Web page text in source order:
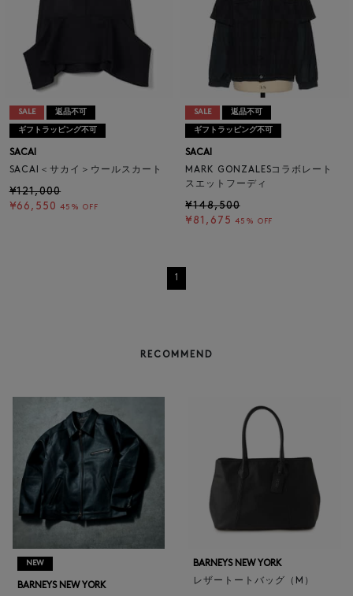
SALE 返品不可
ギフトラッピング不可
SACAI
SACAI＜サカイ＞ウールスカート
¥121,000
¥66,550 45% OFF
SALE 返品不可
ギフトラッピング不可
SACAI
MARK GONZALESコラボレート
スエットフーディ
¥148,500
¥81,675 45% OFF
1
RECOMMEND
NEW
BARNEYS NEW YORK
BARNEYS NEW YORK
レザートートバッグ（M）